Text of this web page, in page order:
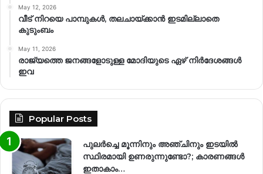
May 12, 2026
വീട് നിറയെ പാമ്പുകൾ, തലചായ്ക്കാൻ ഇടമില്ലാതെ
കുടുംബം
May 11, 2026
രാജ്യത്തെ ജനങ്ങളോടുള്ള മോദിയുടെ ഏഴ് നിര്‍ദേശങ്ങള്‍
ഇവ
Popular Posts
പുലർച്ചെ മൂന്നിനും അഞ്ചിനും ഇടയിൽ
സ്ഥിരമായി ഉണരുന്നുണ്ടോ?; കാരണങ്ങള്‍
ഇതാകാം…